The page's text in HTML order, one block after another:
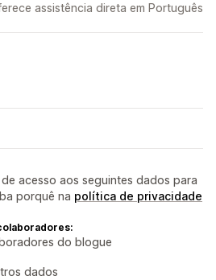
assistência direta em Português
acesso aos seguintes dados para
porquê na política de privacidade
do blogue
dados